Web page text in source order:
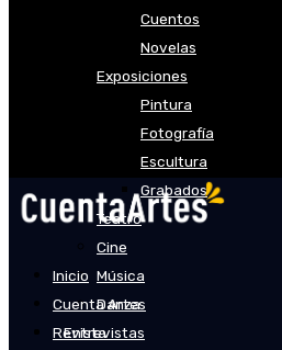
Cuentos
Novelas
Exposiciones
Pintura
Fotografía
Escultura
Grabados
Teatro
Cine
Música
Danza
Entrevistas
Inicio
Cuenta Artes
Revista